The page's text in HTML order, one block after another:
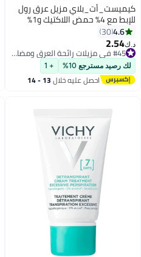
كيميست_أت_بلاي مزيل عرق رول
للإبط مع 4% حمض اللاكتيك و1%
حمض الماندليك، يمنع الرائحة،
يساعد على تبييض البشرة وتفتيحها،
يقتل البكتيريا ويقشرها، برائحة الخوخ
تدوم طويلاً، خالٍ من الكحول
والألمنيوم، 40 مل
4.6
30
د.ك‏2.54
تم بيع +100 مؤخرًا
لك رصيد مسترجع 10% + 1
احصل عليه خلال 13 - 14